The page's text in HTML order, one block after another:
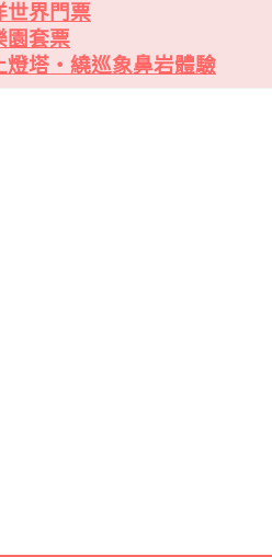
世界門票
園套票
塔・繞巡象鼻岩體驗